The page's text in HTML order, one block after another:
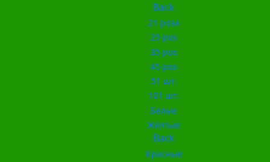
Back
21 роза
25 роз
35 роз
45 роз
51 шт.
101 шт.
Белые
Жёлтые
Back
Красные